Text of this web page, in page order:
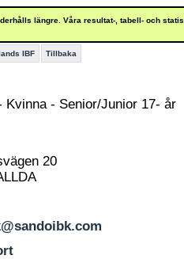
längre. Våra resultat-, tabell- och
IBF Tillbaka
Kvinna - Senior/Junior 17- år
20